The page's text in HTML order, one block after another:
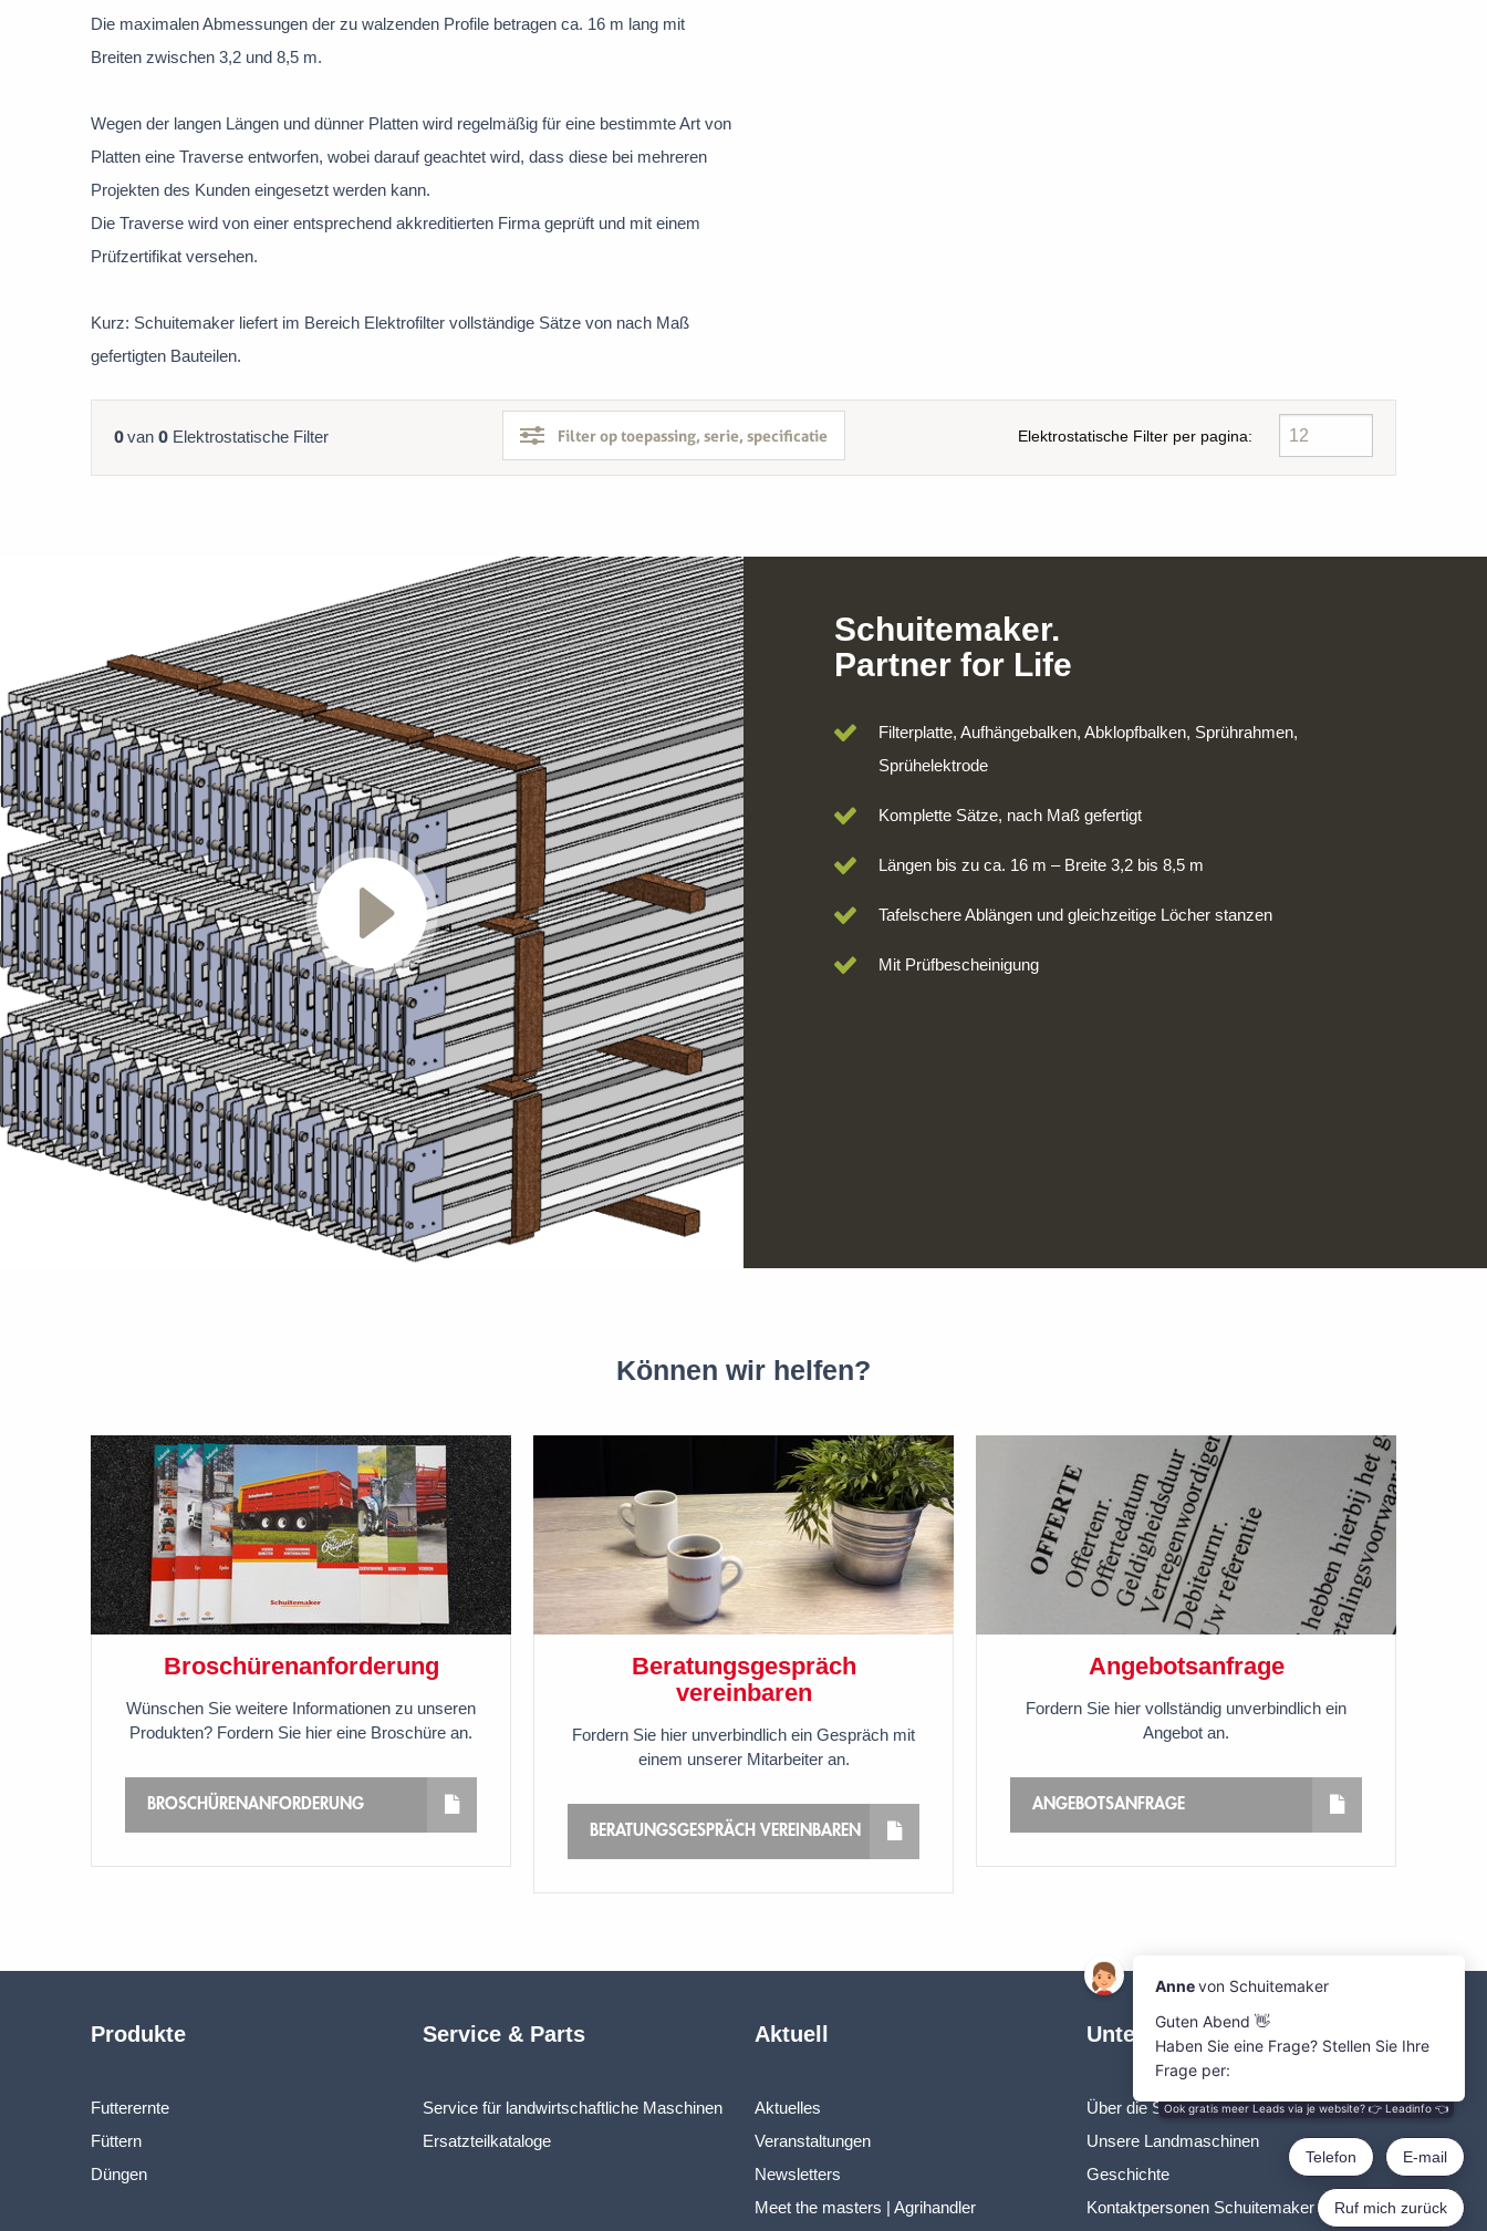
Die maximalen Abmessungen der zu walzenden Profile betragen ca. 16 m lang mit
Breiten zwischen 3,2 und 8,5 m.
Wegen der langen Längen und dünner Platten wird regelmäßig für eine bestimmte Art von
Platten eine Traverse entworfen, wobei darauf geachtet wird, dass diese bei mehreren
Projekten des Kunden eingesetzt werden kann.
Die Traverse wird von einer entsprechend akkreditierten Firma geprüft und mit einem
Prüfzertifikat versehen.
Kurz: Schuitemaker liefert im Bereich Elektrofilter vollständige Sätze von nach Maß
gefertigten Bauteilen.
0van 0 Elektrostatische Filter Filter op toepassing, serie, specificatie Elektrostatische Filter per pagina:
Schuitemaker.
Partner for Life
Filterplatte, Aufhängebalken, Abklopfbalken, Sprührahmen,
Sprühelektrode
Komplette Sätze, nach Maß gefertigt
Längen bis zu ca. 16 m – Breite 3,2 bis 8,5 m
Tafelschere Ablängen und gleichzeitige Löcher stanzen
Mit Prüfbescheinigung
Können wir helfen?
Broschürenanforderung
Wünschen Sie weitere Informationen zu unseren
Produkten? Fordern Sie hier eine Broschüre an.
BROSCHÜRENANFORDERUNG
Beratungsgespräch
vereinbaren
Fordern Sie hier unverbindlich ein Gespräch mit
einem unserer Mitarbeiter an.
BERATUNGSGESPRÄCH VEREINBAREN
Angebotsanfrage
Fordern Sie hier vollständig unverbindlich ein
Angebot an.
ANGEBOTSANFRAGE
Produkte
Futterernte
Füttern
Düngen
Service & Parts
Service für landwirtschaftliche Maschinen
Ersatzteilkataloge
Aktuell
Aktuelles
Veranstaltungen
Newsletters
Meet the masters | Agrihandler
Unternehmen
Über die SVgroup
Unsere Landmaschinen
Geschichte
Kontaktpersonen Schuitemaker